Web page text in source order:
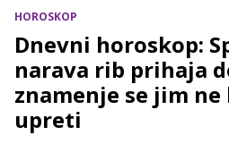
HOROSKOP
Dnevni horoskop:
narava rib prihaja
znamenje se jim ne
upreti